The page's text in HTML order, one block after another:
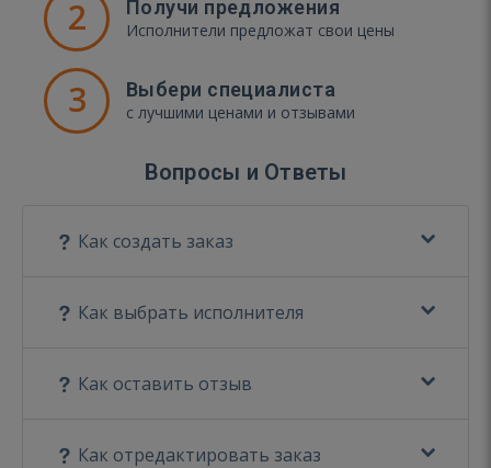
2 Получи предложения
Исполнители предложат свои цены
3 Выбери специалиста
с лучшими ценами и отзывами
Вопросы и Ответы
Как создать заказ
Как выбрать исполнителя
Как оставить отзыв
Как отредактировать заказ